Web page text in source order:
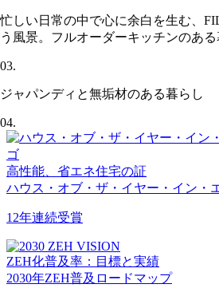
忙しい日常の中で心に余白を生む、
う風景。フルオーダーキッチンのある
03.
ジャパンディと無垢材のある暮らし
04.
高性能、省エネ住宅の証
ハウス・オブ・ザ・イヤー・イン・
12年連続受賞
ZEH化普及率：目標と実績
2030年ZEH普及ロードマップ